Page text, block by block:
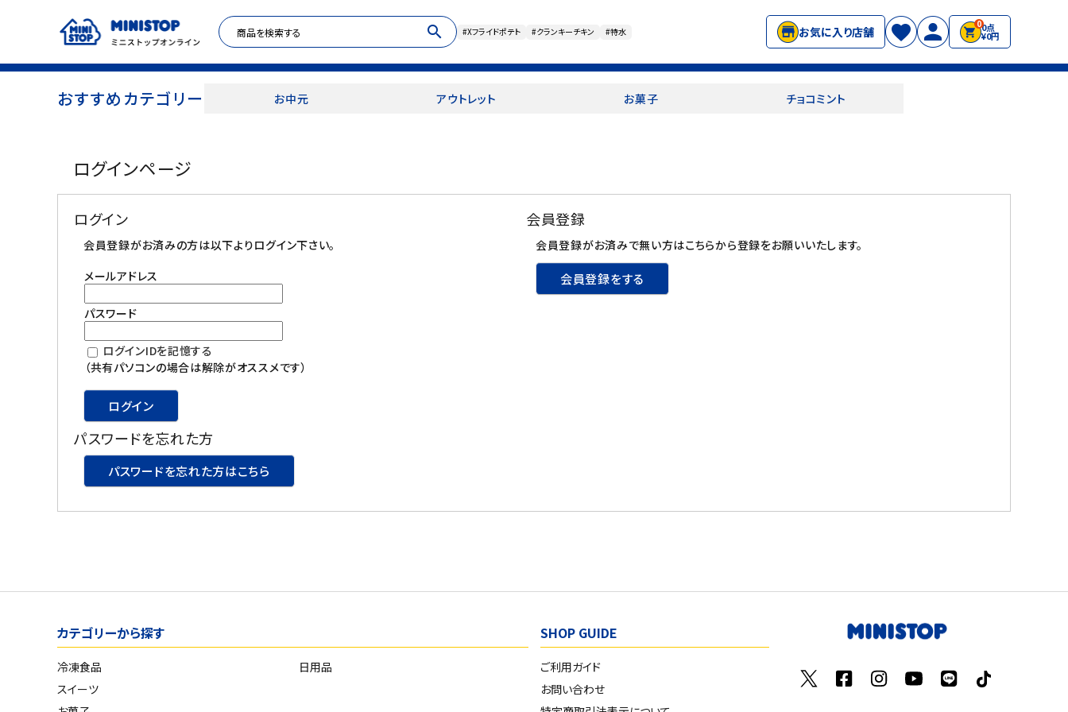
search #Xフライドポテト #クランキーチキン #特水 お気に入り店舗
00点
¥0円
おすすめカテゴリー お中元 アウトレット お菓子 チョコミント
ログイン person 新規登録
カテゴリから探す
冷凍食品
スイーツ
日用品
セール
フードロス
ペット用品
ログインページ
ログイン
会員登録がお済みの方は以下よりログイン下さい。
メールアドレス
パスワード
ログインIDを記憶する
（共有パソコンの場合は解除がオススメです）
ログイン
パスワードを忘れた方
パスワードを忘れた方はこちら
会員登録
会員登録がお済みで無い方はこちらから登録をお願いいたします。
会員登録をする
カテゴリーから探す
冷凍食品
スイーツ
日用品
SHOP GUIDE
ご利用ガイド
お問い合わせ